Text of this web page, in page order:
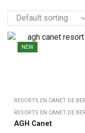
NEW
RESORTS EN CANET DE
RESORTS EN CANET DE
AGH Canet